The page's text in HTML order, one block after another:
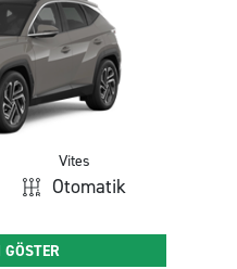
Vites
Otomatik
GÖSTER